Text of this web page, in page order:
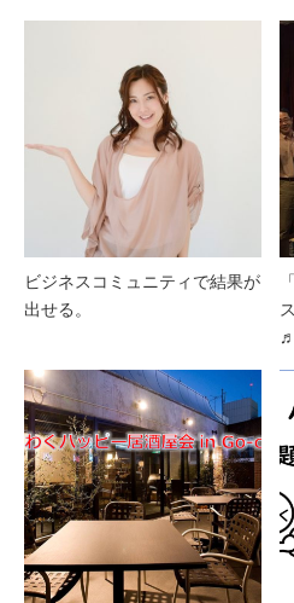
ビジネスコミュニティで結果が
出せる。
♬